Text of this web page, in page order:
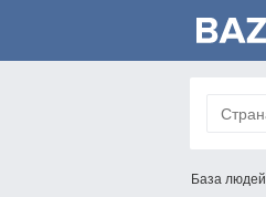
База людей